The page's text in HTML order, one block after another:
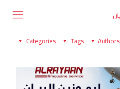
Categories Tags Authors